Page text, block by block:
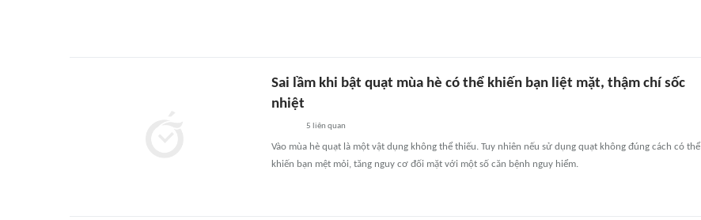
Sai lầm khi bật quạt mùa hè có thể khiến bạn liệt mặt, thậm chí sốc
nhiệt
5 liên quan
Vào mùa hè quạt là một vật dụng không thể thiếu. Tuy nhiên nếu sử dụng quạt không đúng cách có thể
khiến bạn mệt mỏi, tăng nguy cơ đối mặt với một số căn bệnh nguy hiểm.